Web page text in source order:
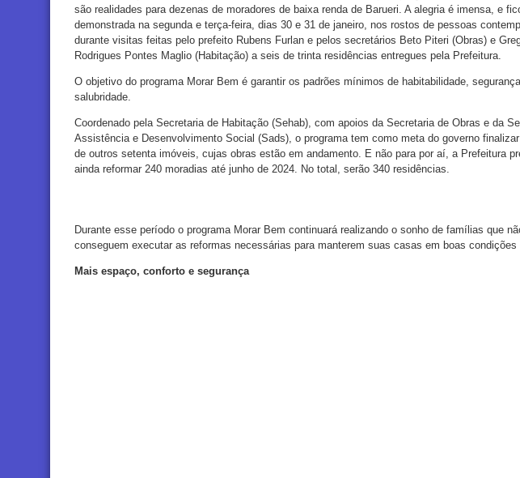
são realidades para dezenas de moradores de baixa renda de Barueri. A alegria é imensa, e
demonstrada na segunda e terça-feira, dias 30 e 31 de janeiro, nos rostos de pessoas
durante visitas feitas pelo prefeito Rubens Furlan e pelos secretários Beto Piteri (Obras) e
Rodrigues Pontes Maglio (Habitação) a seis de trinta residências entregues pela Prefeitura.
O objetivo do programa Morar Bem é garantir os padrões mínimos de habitabilidade,
salubridade.
Coordenado pela Secretaria de Habitação (Sehab), com apoios da Secretaria de Obras e da
Assistência e Desenvolvimento Social (Sads), o programa tem como meta do governo
de outros setenta imóveis, cujas obras estão em andamento. E não para por aí, a Prefeitura
ainda reformar 240 moradias até junho de 2024. No total, serão 340 residências.
Durante esse período o programa Morar Bem continuará realizando o sonho de famílias que
conseguem executar as reformas necessárias para manterem suas casas em boas condições
Mais espaço, conforto e segurança